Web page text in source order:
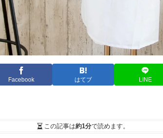
Facebook はてブ LINE
この記事は約1分で読めます。